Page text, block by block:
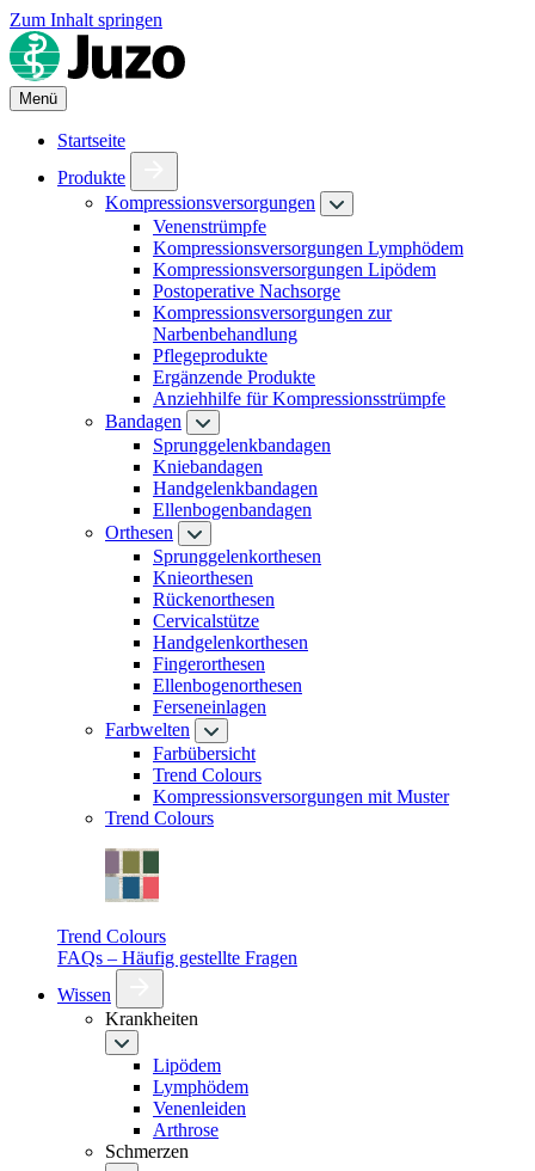
Zum Inhalt springen
Menü
Startseite
Produkte
Kompressionsversorgungen
Venenstrümpfe
Kompressionsversorgungen Lymphödem
Kompressionsversorgungen Lipödem
Postoperative Nachsorge
Kompressionsversorgungen zur
Narbenbehandlung
Pflegeprodukte
Ergänzende Produkte
Anziehhilfe für Kompressionsstrümpfe
Bandagen
Sprunggelenkbandagen
Kniebandagen
Handgelenkbandagen
Ellenbogenbandagen
Orthesen
Sprunggelenkorthesen
Knieorthesen
Rückenorthesen
Cervicalstütze
Handgelenkorthesen
Fingerorthesen
Ellenbogenorthesen
Ferseneinlagen
Farbwelten
Farbübersicht
Trend Colours
Kompressionsversorgungen mit Muster
Trend Colours
Trend Colours
FAQs – Häufig gestellte Fragen
Wissen
Krankheiten
Lipödem
Lymphödem
Venenleiden
Arthrose
Schmerzen